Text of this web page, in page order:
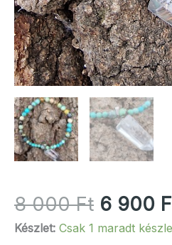
8 000Ft Original
price
6 900
Készlet: Csak 1 maradt